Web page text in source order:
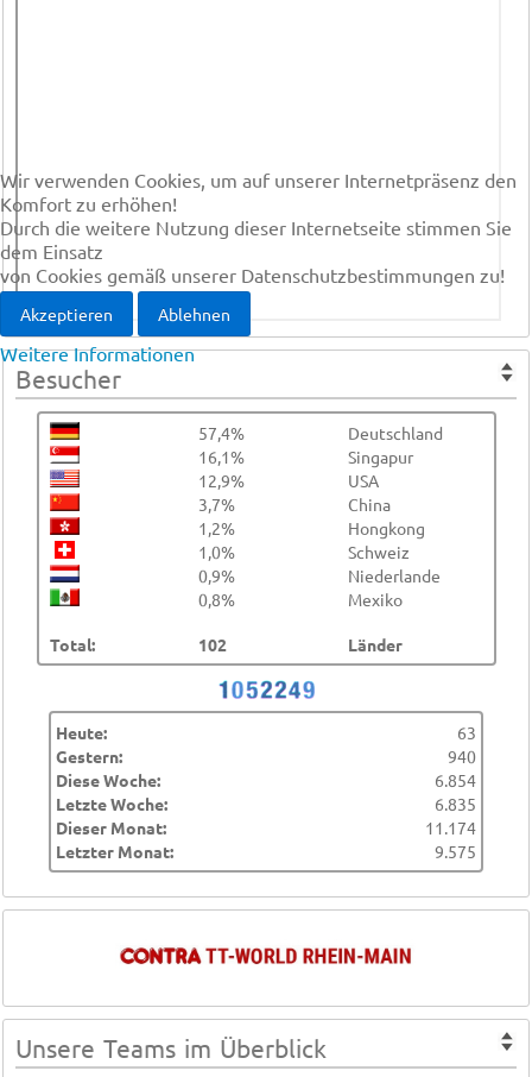
Besucher
57,4%
Deutschland
16,1%
Singapur
12,9%
USA
3,7%
China
1,2%
Hongkong
1,0%
Schweiz
0,9%
Niederlande
0,8%
Mexiko
Total: 102 Länder
Heute:
63
Gestern:
940
Diese Woche:
6.854
Letzte Woche:
6.835
Dieser Monat:
11.174
Letzter Monat:
9.575
Unsere Teams im Überblick
Wir verwenden Cookies, um auf unserer Internetpräsenz den
Komfort zu erhöhen!
Durch die weitere Nutzung dieser Internetseite stimmen Sie
dem Einsatz
von Cookies gemäß unserer Datenschutzbestimmungen zu!
Akzeptieren Ablehnen
Weitere Informationen